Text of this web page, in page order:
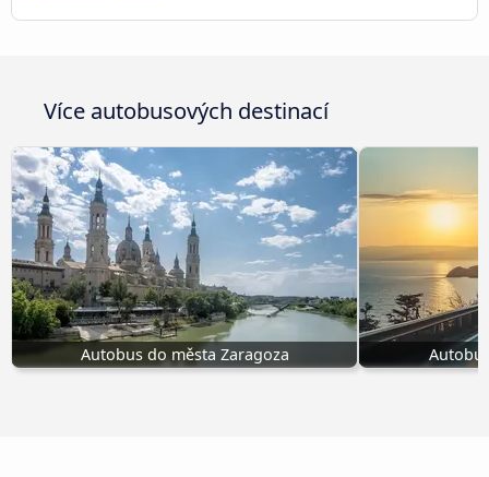
Více autobusových destinací
Autobus do města Zaragoza